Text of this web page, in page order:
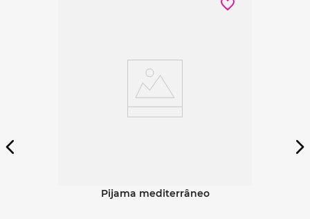
pijama mediterrâneo
Ver detalhes